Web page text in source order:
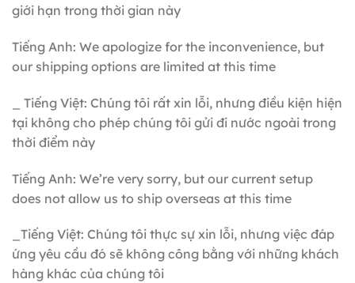
giới hạn trong thời gian này
Tiếng Anh: We apologize for the inconvenience, but
our shipping options are limited at this time
_ Tiếng Việt: Chúng tôi rất xin lỗi, nhưng điều kiện hiện
tại không cho phép chúng tôi gửi đi nước ngoài trong
thời điểm này
Tiếng Anh: We’re very sorry, but our current setup
does not allow us to ship overseas at this time
_Tiếng Việt: Chúng tôi thực sự xin lỗi, nhưng việc đáp
ứng yêu cầu đó sẽ không công bằng với những khách
hàng khác của chúng tôi